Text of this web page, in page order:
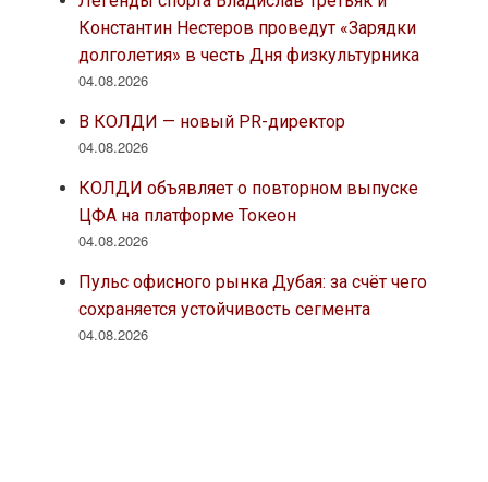
Константин Нестеров проведут «Зарядки
долголетия» в честь Дня физкультурника
04.08.2026
В КОЛДИ — новый PR-директор
04.08.2026
КОЛДИ объявляет о повторном выпуске
ЦФА на платформе Токеон
04.08.2026
Пульс офисного рынка Дубая: за счёт чего
сохраняется устойчивость сегмента
04.08.2026